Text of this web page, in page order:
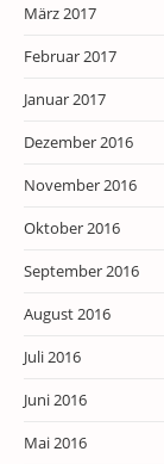
März 2017
Februar 2017
Januar 2017
Dezember 2016
November 2016
Oktober 2016
September 2016
August 2016
Juli 2016
Juni 2016
Mai 2016